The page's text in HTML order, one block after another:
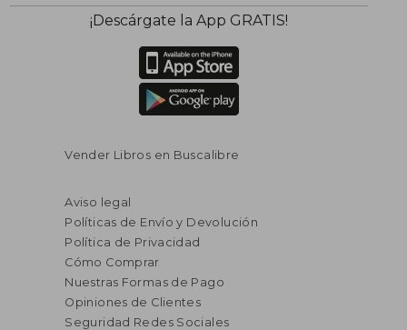
¡Descárgate la App GRATIS!
Vender Libros en Buscalibre
Aviso legal
Políticas de Envío y Devolución
Política de Privacidad
Cómo Comprar
Nuestras Formas de Pago
Opiniones de Clientes
Seguridad Redes Sociales